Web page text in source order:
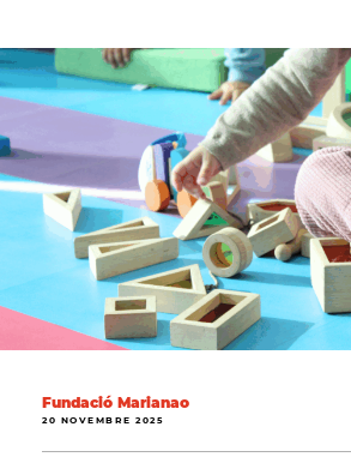
Fundació Marianao
20 NOVEMBRE 2025